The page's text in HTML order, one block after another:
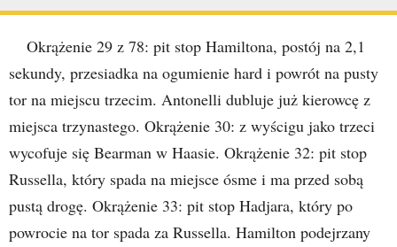
Okrążenie 29 z 78: pit stop Hamiltona, postój na 2,1
sekundy, przesiadka na ogumienie hard i powrót na pusty
tor na miejscu trzecim. Antonelli dubluje już kierowcę z
miejsca trzynastego. Okrążenie 30: z wyścigu jako trzeci
wycofuje się Bearman w Haasie. Okrążenie 32: pit stop
Russella, który spada na miejsce ósme i ma przed sobą
pustą drogę. Okrążenie 33: pit stop Hadjara, który po
powrocie na tor spada za Russella. Hamilton podejrzany